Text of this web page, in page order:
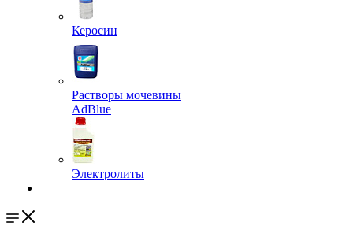
Керосин
Растворы мочевины
AdBlue
Электролиты